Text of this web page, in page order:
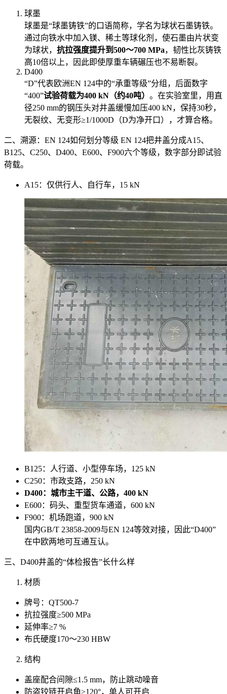
球墨
球墨是“球墨铸铁”的口语简称，学名为球状石墨铸铁。
通过向铁水中加入镁、稀土等球化剂，使石墨由片状变
为球状， 抗拉强度提升到500～700 MPa，韧性比灰铸铁
高10倍以上，因此即使厚重车辆碾压也不易断裂。
D400
“D”代表欧洲EN 124中的“承重等级”分组，后面数字
“400”试验荷载为400 kN（约40吨） 。在实验室里，用直
径250 mm的钢压头对井盖缓慢加压400 kN，保持30秒，
无裂纹、无变形≥1/1000D（D为净开口），才算合格。
二、溯源：EN 124如何划分等级 EN 124把井盖分成A15、
B125、C250、D400、E600、F900六个等级，数字部分即试验
荷载。
A15：仅供行人、自行车，15 kN
B125：人行道、小型停车场，125 kN
C250：市政支路，250 kN
D400：城市主干道、公路，400 kN
E600：码头、重型货车通道，600 kN
F900：机场跑道，900 kN
国内GB/T 23858-2009与EN 124等效对接，因此“D400”
在中欧两地可互通互认。
三、D400井盖的“体检报告”长什么样
材质
牌号：QT500-7
抗拉强度≥500 MPa
延伸率≥7 %
布氏硬度170～230 HBW
结构
盖座配合间隙≤1.5 mm，防止跳动噪音
防盗铰链开启角≥120°，单人可开启